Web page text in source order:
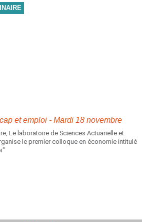
et emploi - Mardi 18 novembre
Le laboratoire de Sciences Actuarielle et.
le premier colloque en économie intitulé